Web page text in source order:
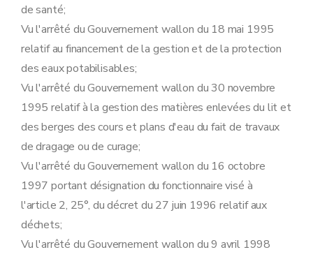
Sous-section
Art.120ter
Section11
Désignations diverses
Art.120quinquies
Art.120sexies
Art. 121
Chapitre IV Dispositions abrogatoires, modificatives et finales
Section première
Sous-section première
Art. 122
Art. 123
Sous-section 2 Eau
Art. 124
Art. 127
de santé;
Vu l'arrêté du Gouvernement wallon du 18 mai 1995
relatif au financement de la gestion et de la protection
des eaux potabilisables;
Vu l'arrêté du Gouvernement wallon du 30 novembre
1995 relatif à la gestion des matières enlevées du lit et
des berges des cours et plans d'eau du fait de travaux
de dragage ou de curage;
Vu l'arrêté du Gouvernement wallon du 16 octobre
1997 portant désignation du fonctionnaire visé à
l'article 2, 25°, du décret du 27 juin 1996 relatif aux
déchets;
Vu l'arrêté du Gouvernement wallon du 9 avril 1998